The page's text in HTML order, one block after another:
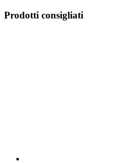
Prodotti consigliati